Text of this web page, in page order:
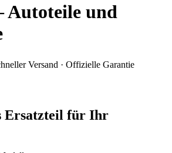
und
Versand · Offizielle Garantie
Ersatzteil für Ihr